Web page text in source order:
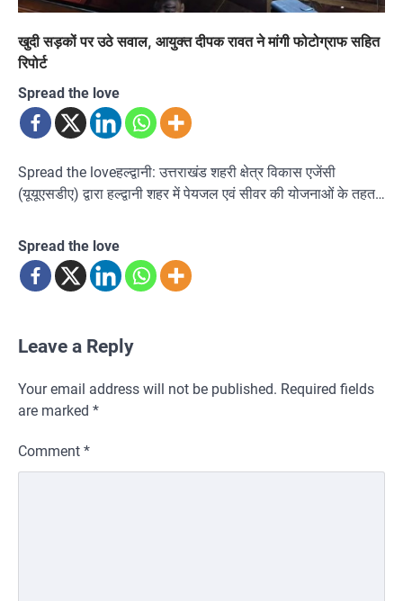
खुदी सड़कों पर उठे सवाल, आयुक्त दीपक रावत ने मांगी फोटोग्राफ सहित
रिपोर्ट
Spread the love
Spread the loveहल्द्वानी: उत्तराखंड शहरी क्षेत्र विकास एजेंसी
(यूयूएसडीए) द्वारा हल्द्वानी शहर में पेयजल एवं सीवर की योजनाओं के तहत…
Spread the love
Leave a Reply
Your email address will not be published. Required fields
are marked *
Comment *